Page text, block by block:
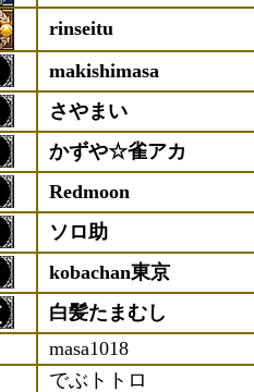
rinseitu
makishimasa
さやまい
かずや☆雀アカ
Redmoon
ソロ助
kobachan東京
白髪たまむし
masa1018
でぶトトロ